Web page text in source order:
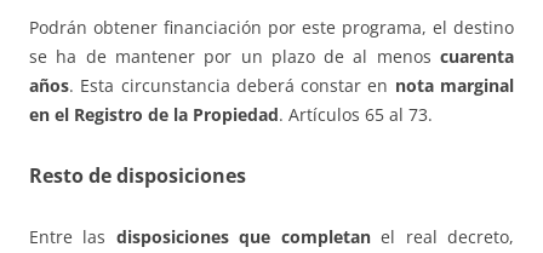
Podrán obtener financiación por este programa, el destino
se ha de mantener por un plazo de al menos cuarenta
años. Esta circunstancia deberá constar en nota marginal
en el Registro de la Propiedad. Artículos 65 al 73.
Resto de disposiciones
Entre las disposiciones que completanel real decreto,